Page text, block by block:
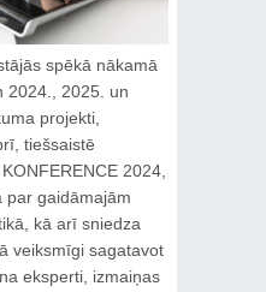
spēkā nākamā
2024., 2025. un
projekti,
tiešsaistē
2024,
par gaidāmajām
kā arī sniedza
veiksmīgi sagatavot
eksperti, izmaiņas